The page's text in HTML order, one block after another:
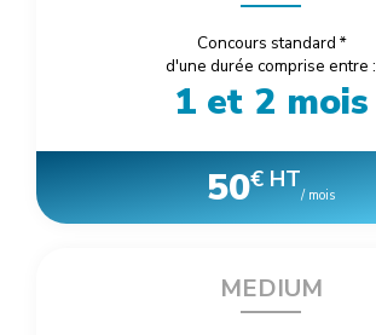
Concours standard *
d'une durée comprise entre :
1 et 2 mois
50€ HT
/ mois
MEDIUM